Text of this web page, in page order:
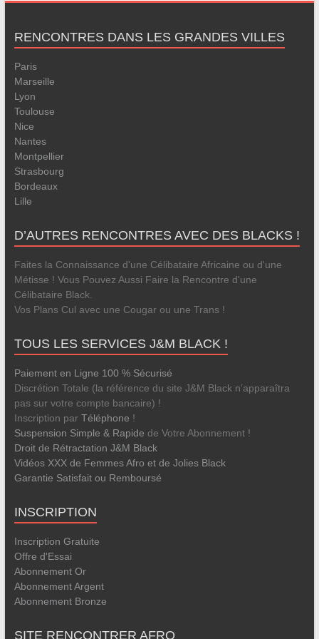
RENCONTRES DANS LES GRANDES VILLES
Paris
Marseille
Lyon
Toulouse
Nice
Nantes
Montpellier
Strasbourg
Bordeaux
Lille
D’AUTRES RENCONTRES AVEC DES BLACKS !
Faites la Connaissance d'une Célibataire Africaine ou d'une
Métisse ! Vous Pouvez Aussi Faire la Rencontre d'une
Célibataire Black.
Vos Plans Cul avec une Cougar ou une Trans !
TOUS LES SERVICES J&M BLACK !
Paiement en Ligne 100 % Sécurisé
Discrétion Totale (la référence du site J&M Black n’apparaîtra
pas sur votre compte bancaire) !
Inscription par Téléphone !
Suspension Simple & Rapide de Votre Abonnement !
Droit de Rétractation J&M Black
Vidéos XXX de Femmes Afro et de Jolies Black
Garantie Satisfait ou Remboursé
INSCRIPTION
Inscription Gratuite
Offre d'Essai
Abonnement Or
Abonnement Argent
Abonnement Bronze
SITE RENCONTRER AFRO